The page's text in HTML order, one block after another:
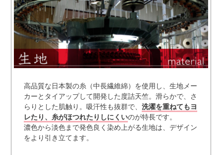
高品質な日本製の糸（中長繊維綿）を使用し、生地メー
カーとタイアップして開発した度詰天竺。滑らかで、さ
らりとした肌触り。吸汗性も抜群で、 洗濯を重ねてもヨ
レたり、糸がほつれたりしにくいのが特長です。
濃色から淡色まで発色良く染め上がる生地は、デザイン
をより引き立てます。